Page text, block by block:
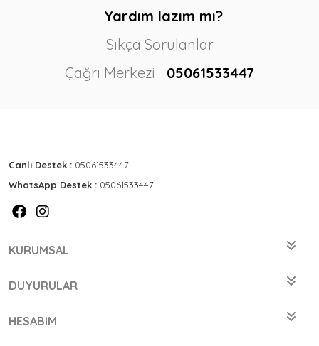
Yardım lazım mı?
Sıkça Sorulanlar
Çağrı Merkezi
05061533447
Canlı Destek : 05061533447
WhatsApp Destek : 05061533447
KURUMSAL
DUYURULAR
HESABIM